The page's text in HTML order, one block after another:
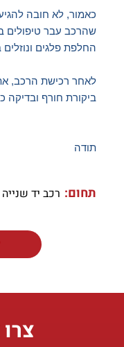
כאמור, לא חובה
שהרכב עבר טיפולים
החלפת פלגים ונוזלים
לאחר רכישת הרכב,
ביקורת חורף ובדיקה
תודה
תחום: רכב יד שנייה